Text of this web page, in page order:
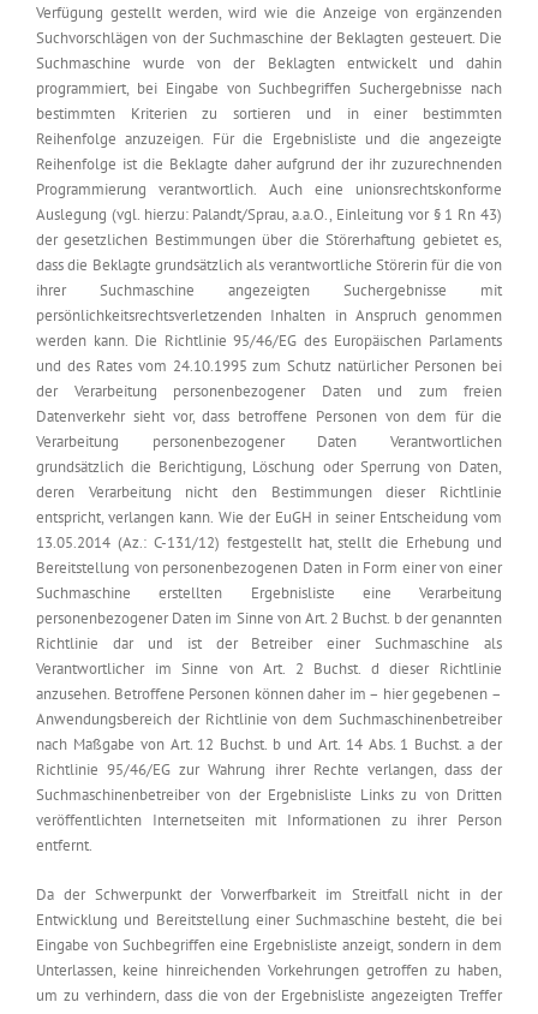
Verfügung gestellt werden, wird wie die Anzeige von ergänzenden
Suchvorschlägen von der Suchmaschine der Beklagten gesteuert. Die
Suchmaschine wurde von der Beklagten entwickelt und dahin
programmiert, bei Eingabe von Suchbegriffen Suchergebnisse nach
bestimmten Kriterien zu sortieren und in einer bestimmten
Reihenfolge anzuzeigen. Für die Ergebnisliste und die angezeigte
Reihenfolge ist die Beklagte daher aufgrund der ihr zuzurechnenden
Programmierung verantwortlich. Auch eine unionsrechtskonforme
Auslegung (vgl. hierzu: Palandt/Sprau, a.a.O., Einleitung vor § 1 Rn 43)
der gesetzlichen Bestimmungen über die Störerhaftung gebietet es,
dass die Beklagte grundsätzlich als verantwortliche Störerin für die von
ihrer Suchmaschine angezeigten Suchergebnisse mit
persönlichkeitsrechtsverletzenden Inhalten in Anspruch genommen
werden kann. Die Richtlinie 95/46/EG des Europäischen Parlaments
und des Rates vom 24.10.1995 zum Schutz natürlicher Personen bei
der Verarbeitung personenbezogener Daten und zum freien
Datenverkehr sieht vor, dass betroffene Personen von dem für die
Verarbeitung personenbezogener Daten Verantwortlichen
grundsätzlich die Berichtigung, Löschung oder Sperrung von Daten,
deren Verarbeitung nicht den Bestimmungen dieser Richtlinie
entspricht, verlangen kann. Wie der EuGH in seiner Entscheidung vom
13.05.2014 (Az.: C-131/12) festgestellt hat, stellt die Erhebung und
Bereitstellung von personenbezogenen Daten in Form einer von einer
Suchmaschine erstellten Ergebnisliste eine Verarbeitung
personenbezogener Daten im Sinne von Art. 2 Buchst. b der genannten
Richtlinie dar und ist der Betreiber einer Suchmaschine als
Verantwortlicher im Sinne von Art. 2 Buchst. d dieser Richtlinie
anzusehen. Betroffene Personen können daher im – hier gegebenen –
Anwendungsbereich der Richtlinie von dem Suchmaschinenbetreiber
nach Maßgabe von Art. 12 Buchst. b und Art. 14 Abs. 1 Buchst. a der
Richtlinie 95/46/EG zur Wahrung ihrer Rechte verlangen, dass der
Suchmaschinenbetreiber von der Ergebnisliste Links zu von Dritten
veröffentlichten Internetseiten mit Informationen zu ihrer Person
entfernt.
Da der Schwerpunkt der Vorwerfbarkeit im Streitfall nicht in der
Entwicklung und Bereitstellung einer Suchmaschine besteht, die bei
Eingabe von Suchbegriffen eine Ergebnisliste anzeigt, sondern in dem
Unterlassen, keine hinreichenden Vorkehrungen getroffen zu haben,
um zu verhindern, dass die von der Ergebnisliste angezeigten Treffer